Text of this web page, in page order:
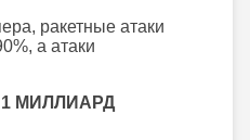
ракетные атаки
а атаки
МИЛЛИАРД